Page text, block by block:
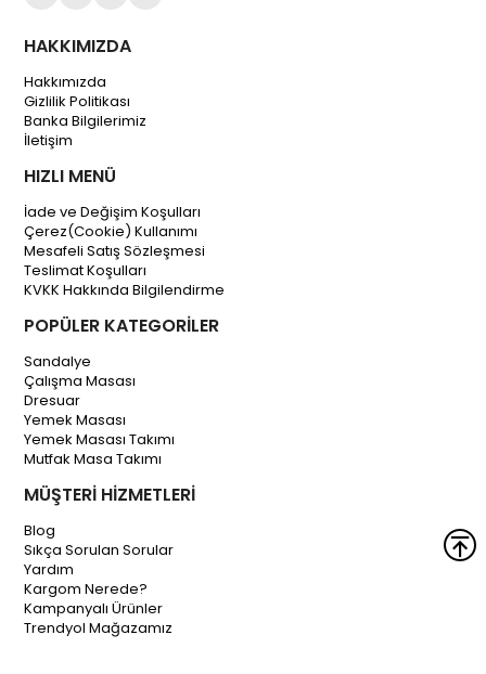
HAKKIMIZDA
Hakkımızda
Gizlilik Politikası
Banka Bilgilerimiz
İletişim
HIZLI MENÜ
İade ve Değişim Koşulları
Çerez(Cookie) Kullanımı
Mesafeli Satış Sözleşmesi
Teslimat Koşulları
KVKK Hakkında Bilgilendirme
POPÜLER KATEGORİLER
Sandalye
Çalışma Masası
Dresuar
Yemek Masası
Yemek Masası Takımı
Mutfak Masa Takımı
MÜŞTERİ HİZMETLERİ
Blog
Sıkça Sorulan Sorular
Yardım
Kargom Nerede?
Kampanyalı Ürünler
Trendyol Mağazamız